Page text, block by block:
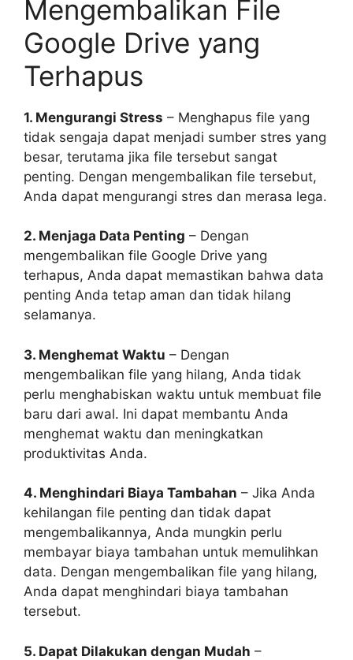
Mengembalikan File
Google Drive yang
Terhapus
1. Mengurangi Stress – Menghapus file yang
tidak sengaja dapat menjadi sumber stres yang
besar, terutama jika file tersebut sangat
penting. Dengan mengembalikan file tersebut,
Anda dapat mengurangi stres dan merasa lega.
2. Menjaga Data Penting – Dengan
mengembalikan file Google Drive yang
terhapus, Anda dapat memastikan bahwa data
penting Anda tetap aman dan tidak hilang
selamanya.
3. Menghemat Waktu – Dengan
mengembalikan file yang hilang, Anda tidak
perlu menghabiskan waktu untuk membuat file
baru dari awal. Ini dapat membantu Anda
menghemat waktu dan meningkatkan
produktivitas Anda.
4. Menghindari Biaya Tambahan – Jika Anda
kehilangan file penting dan tidak dapat
mengembalikannya, Anda mungkin perlu
membayar biaya tambahan untuk memulihkan
data. Dengan mengembalikan file yang hilang,
Anda dapat menghindari biaya tambahan
tersebut.
5. Dapat Dilakukan dengan Mudah –